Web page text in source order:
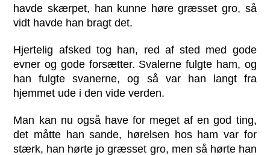
havde skærpet, han kunne høre græsset gro, så
vidt havde han bragt det.
Hjertelig afsked tog han, red af sted med gode
evner og gode forsætter. Svalerne fulgte ham, og
han fulgte svanerne, og så var han langt fra
hjemmet ude i den vide verden.
Man kan nu også have for meget af en god ting,
det måtte han sande, hørelsen hos ham var for
stærk, han hørte jo græsset gro, men så hørte han